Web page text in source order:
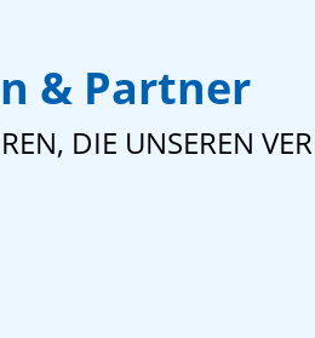
& Partner
DIE UNSEREN